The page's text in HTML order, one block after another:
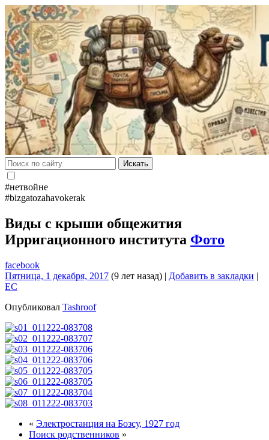
Искать
#нетвойне
#bizgatozahavokerak
Виды с крыши общежития
Ирригационного института Фото
facebook
Пятница, 1 декабря, 2017 (9 лет назад) | Добавить в закладки |
EC
Опубликовал Tashroof
« Электростанция на Бозсу, 1927 год
Поиск родственников »